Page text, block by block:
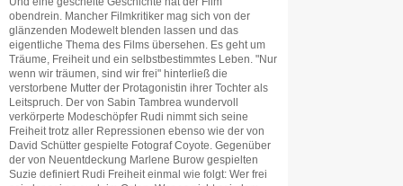
obendrein. Mancher Filmkritiker mag sich von der
glänzenden Modewelt blenden lassen und das
eigentliche Thema des Films übersehen. Es geht um
Träume, Freiheit und ein selbstbestimmtes Leben. "Nur
wenn wir träumen, sind wir frei" hinterließ die
verstorbene Mutter der Protagonistin ihrer Tochter als
Leitspruch. Der von Sabin Tambrea wundervoll
verkörperte Modeschöpfer Rudi nimmt sich seine
Freiheit trotz aller Repressionen ebenso wie der von
David Schütter gespielte Fotograf Coyote. Gegenüber
der von Neuentdeckung Marlene Burow gespielten
Suzie definiert Rudi Freiheit einmal wie folgt: Wer frei